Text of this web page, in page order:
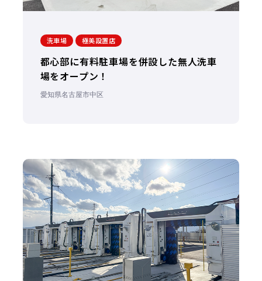
洗車場 極美設置店
都心部に有料駐車場を併設した無人洗車
場をオープン！
愛知県名古屋市中区